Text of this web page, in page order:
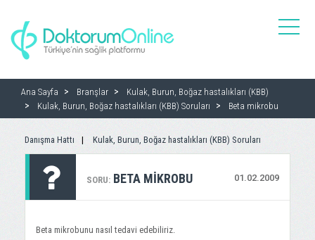
toggle
Ana Sayfa Branşlar
Kulak, Burun, Boğaz hastalıkları (KBB)
Kulak, Burun, Boğaz hastalıkları (KBB) Soruları
Beta mikrobu
Danışma Hattı Kulak, Burun, Boğaz hastalıkları (KBB) Soruları
SORU: 01.02.2009
BETA MIKROBU
Beta mikrobunu nasıl tedavi edebiliriz.